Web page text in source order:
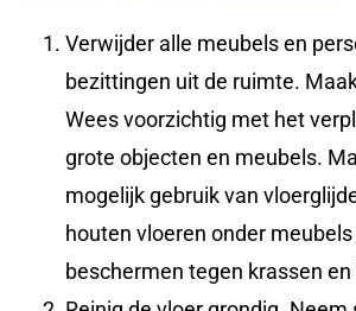
Verwijder alle meubels en
bezittingen uit de ruimte.
Wees voorzichtig met het
grote objecten en meubels.
mogelijk gebruik van
houten vloeren onder
beschermen tegen krassen